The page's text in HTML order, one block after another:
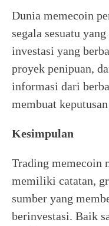
Dunia memecoin
segala sesuatu
investasi yang
proyek penipuan,
informasi dari
membuat
Kesimpulan
Trading memecoin
memiliki catatan,
sumber yang
berinvestasi. Baik